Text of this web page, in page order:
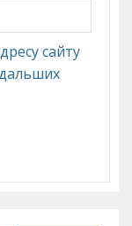
сайту